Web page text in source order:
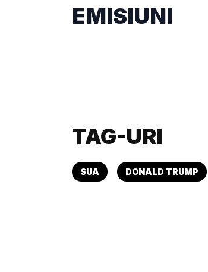
EMISIUNI
TAG-URI
SUA DONALD TRUMP